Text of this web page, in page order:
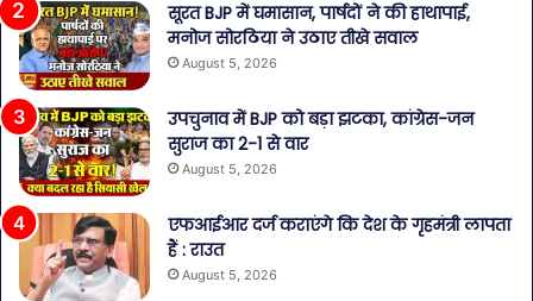
सूरत BJP में घमासान, पार्षदों ने की हाथापाई,
मनोज सोरठिया ने उठाए तीखे सवाल
August 5, 2026
उपचुनाव में BJP को बड़ा झटका, कांग्रेस-जन
सुराज का 2-1 से वार
August 5, 2026
एफआईआर दर्ज कराएंगे कि देश के गृहमंत्री लापता
हैं : राउत
August 5, 2026